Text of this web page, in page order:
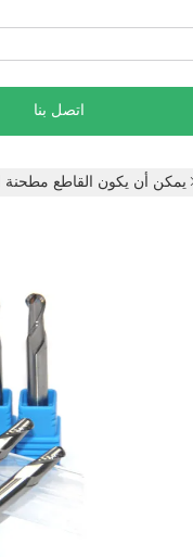
اتصل بنا
يمكن أن يكون القاطع مطحنة